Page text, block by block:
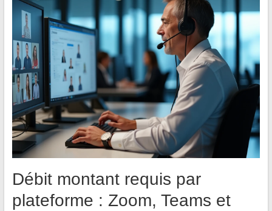
Débit montant requis par
plateforme : Zoom, Teams et